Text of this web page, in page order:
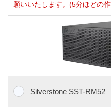
願いいたします。(5分ほどの
Silverstone SST-RM52